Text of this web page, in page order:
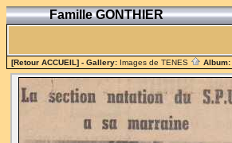
Famille GONTHIER
[Retour ACCUEIL] - Gallery: Images de TENES Album: